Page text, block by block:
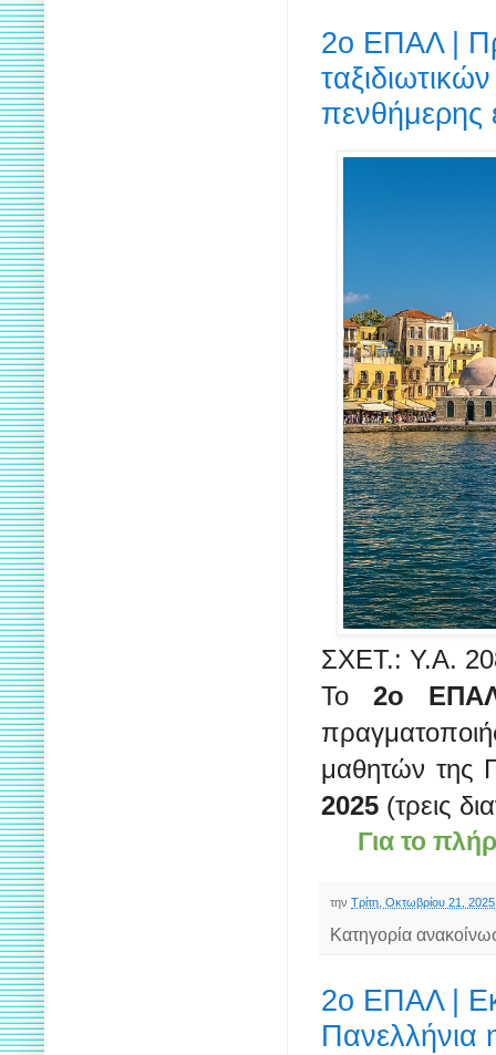
2ο ΕΠΑΛ |
πενθήμερης
ΣΧΕΤ.: Υ.Α.
Το2ο ΕΠΑΛ
μαθητών της
2025 (τρεις
Για το
την Τρίτη, Οκτωβρίου 21, 2025
Κατηγορία
2ο ΕΠΑΛ |
Πανελλήνια